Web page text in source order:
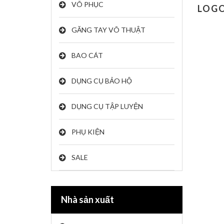
VÕ PHỤC
GĂNG TAY VÕ THUẬT
BAO CÁT
DỤNG CỤ BẢO HỘ
DỤNG CỤ TẬP LUYỆN
PHỤ KIỆN
SALE
Nhà sản xuất